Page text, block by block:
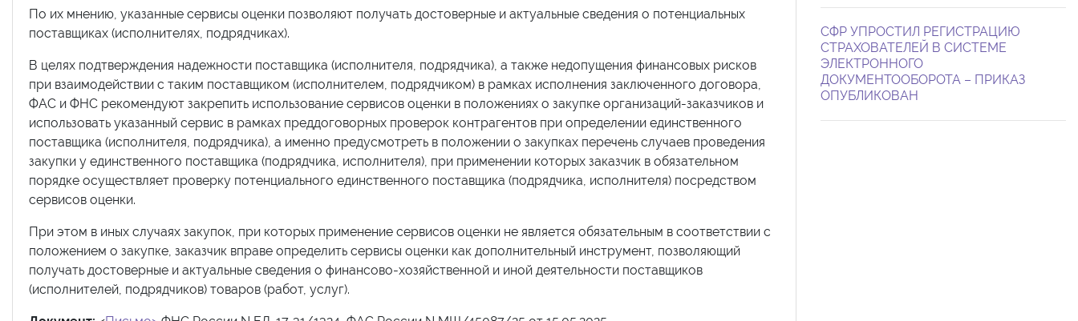
По их мнению, указанные сервисы оценки позволяют получать достоверные и актуальные сведения о потенциальных
поставщиках (исполнителях, подрядчиках).
В целях подтверждения надежности поставщика (исполнителя, подрядчика), а также недопущения финансовых рисков
при взаимодействии с таким поставщиком (исполнителем, подрядчиком) в рамках исполнения заключенного договора,
ФАС и ФНС рекомендуют закрепить использование сервисов оценки в положениях о закупке организаций-заказчиков и
использовать указанный сервис в рамках преддоговорных проверок контрагентов при определении единственного
поставщика (исполнителя, подрядчика), а именно предусмотреть в положении о закупках перечень случаев проведения
закупки у единственного поставщика (подрядчика, исполнителя), при применении которых заказчик в обязательном
порядке осуществляет проверку потенциального единственного поставщика (подрядчика, исполнителя) посредством
сервисов оценки.
При этом в иных случаях закупок, при которых применение сервисов оценки не является обязательным в соответствии с
положением о закупке, заказчик вправе определить сервисы оценки как дополнительный инструмент, позволяющий
получать достоверные и актуальные сведения о финансово-хозяйственной и иной деятельности поставщиков
(исполнителей, подрядчиков) товаров (работ, услуг).
СФР УПРОСТИЛ РЕГИСТРАЦИЮ
СТРАХОВАТЕЛЕЙ В СИСТЕМЕ
ЭЛЕКТРОННОГО
ДОКУМЕНТООБОРОТА – ПРИКАЗ
ОПУБЛИКОВАН